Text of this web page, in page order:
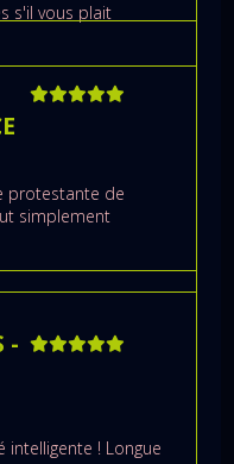
s'il vous plait
protestante de
simplement
-
intelligente ! Longue